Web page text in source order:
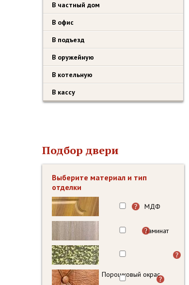
В частный дом
В офис
В подъезд
В оружейную
В котельную
В кассу
Подбор двери
Выберите материал и тип
отделки
МДФ
Ламинат
Порошковый окрас